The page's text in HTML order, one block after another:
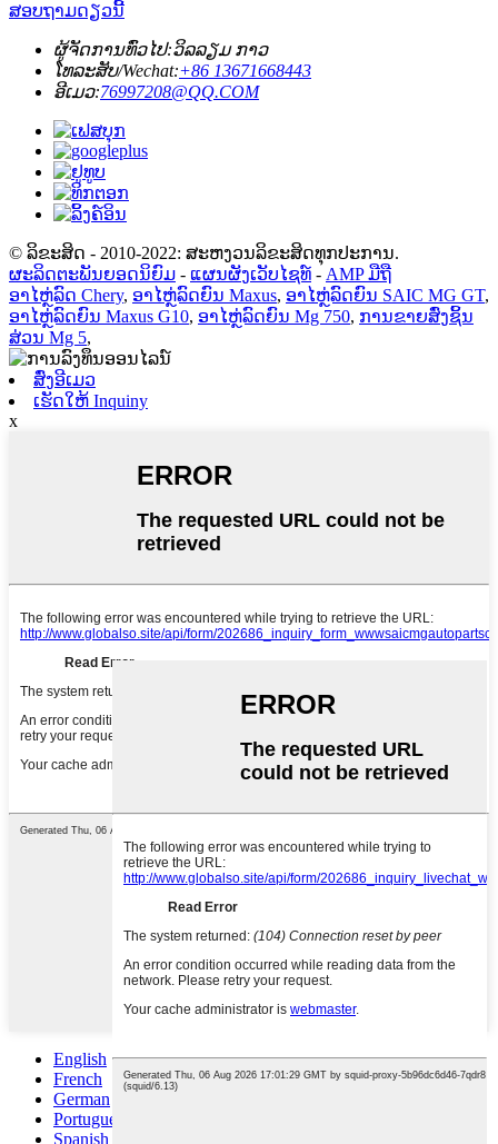
ສອບຖາມດຽວນີ້
ຜູ້ຈັດການທົ່ວໄປ:ວິລລຽມ ກາວ
ໂທລະສັບ/Wechat:+86 13671668443
ອີເມວ:76997208@QQ.COM
© ລິຂະສິດ - 2010-2022: ສະຫງວນລິຂະສິດທຸກປະການ.
ຜະລິດຕະພັນຍອດນິຍົມ - ແຜນຜັງເວັບໄຊທ໌ - AMP ມືຖື
ອາໄຫຼ່ລົດ Chery, ອາໄຫຼ່ລົດຍົນ Maxus, ອາໄຫຼ່ລົດຍົນ SAIC MG GT,
ອາໄຫຼ່ລົດຍົນ Maxus G10, ອາໄຫຼ່ລົດຍົນ Mg 750, ການຂາຍສົ່ງຊິ້ນ
ສ່ວນ Mg 5,
ສົ່ງອີເມວ
ເຮັດໃຫ້ Inquiny
x
English
French
German
Portuguese
Spanish